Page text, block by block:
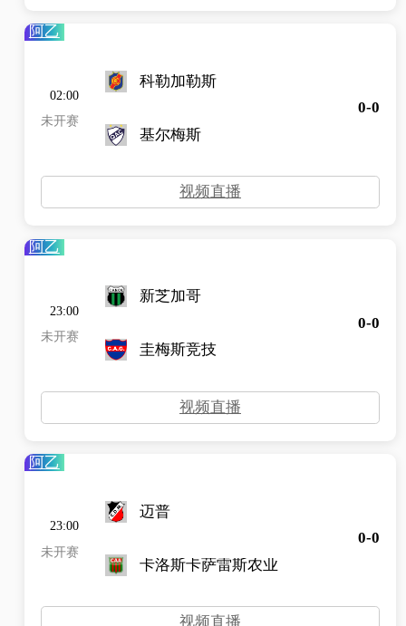
阿乙
02:00
未开赛
科勒加勒斯
基尔梅斯
0-0
视频直播
阿乙
23:00
未开赛
新芝加哥
圭梅斯竞技
0-0
视频直播
阿乙
23:00
未开赛
迈普
卡洛斯卡萨雷斯农业
0-0
视频直播